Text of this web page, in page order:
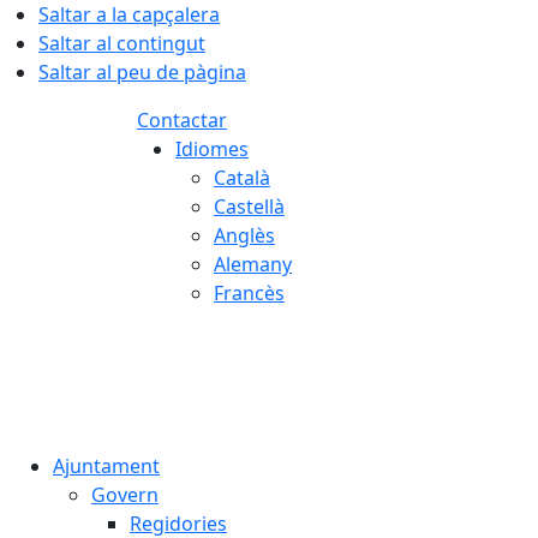
Saltar a la capçalera
Saltar al contingut
Saltar al peu de pàgina
Contactar
Idiomes
Català
Castellà
Anglès
Alemany
Francès
Ajuntament
Govern
Regidories